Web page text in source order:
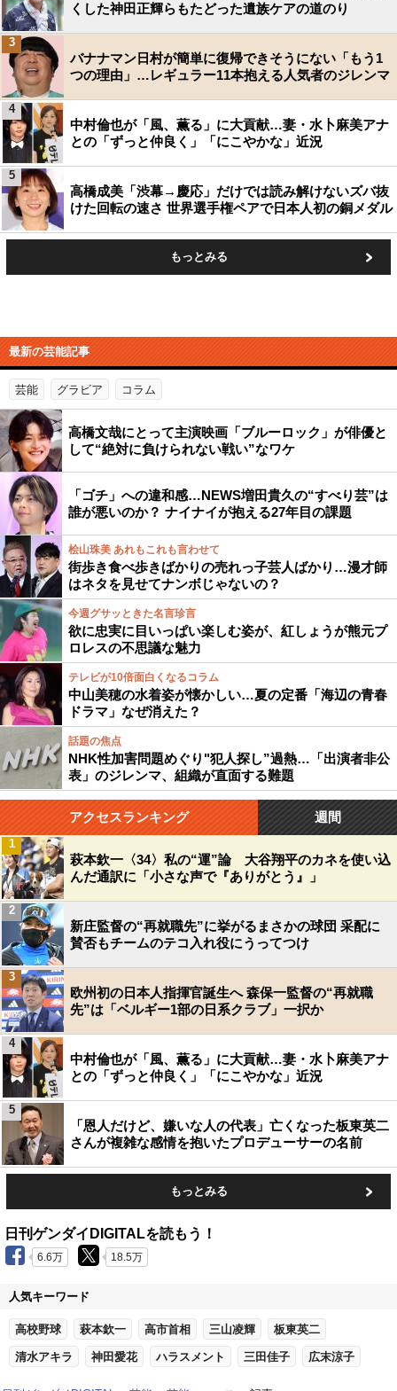
くした神田正輝らもたどった遺族ケアの道のり
バナナマン日村が簡単に復帰できそうにない「もう1
つの理由」…レギュラー11本抱える人気者のジレンマ
3
中村倫也が「風、薫る」に大貢献…妻・水卜麻美アナ
との「ずっと仲良く」「にこやかな」近況
4
高橋成美「渋幕→慶応」だけでは読み解けないズバ抜
けた回転の速さ 世界選手権ペアで日本人初の銅メダル
5
もっとみる
最新の芸能記事
芸能 グラビア コラム
高橋文哉にとって主演映画「ブルーロック」が俳優と
して“絶対に負けられない戦い”なワケ
「ゴチ」への違和感…NEWS増田貴久の“すべり芸”は
誰が悪いのか？ ナイナイが抱える27年目の課題
桧山珠美 あれもこれも言わせて
街歩き食べ歩きばかりの売れっ子芸人ばかり…漫才師
はネタを見せてナンボじゃないの？
今週グサッときた名言珍言
欲に忠実に目いっぱい楽しむ姿が、紅しょうが熊元プ
ロレスの不思議な魅力
テレビが10倍面白くなるコラム
中山美穂の水着姿が懐かしい…夏の定番「海辺の青春
ドラマ」なぜ消えた？
話題の焦点
NHK性加害問題めぐり"犯人探し”過熱…「出演者非公
表」のジレンマ、組織が直面する難題
アクセスランキング 週間
萩本欽一〈34〉私の“運”論 大谷翔平のカネを使い込
んだ通訳に「小さな声で『ありがとう』」
1
新庄監督の“再就職先”に挙がるまさかの球団 采配に
賛否もチームのテコ入れ役にうってつけ
2
欧州初の日本人指揮官誕生へ 森保一監督の“再就職
先”は「ベルギー1部の日系クラブ」一択か
3
中村倫也が「風、薫る」に大貢献…妻・水卜麻美アナ
との「ずっと仲良く」「にこやかな」近況
4
「恩人だけど、嫌いな人の代表」亡くなった板東英二
さんが複雑な感情を抱いたプロデューサーの名前
5
もっとみる
日刊ゲンダイDIGITALを読もう！
6.6万 18.5万
人気キーワード
高校野球 萩本欽一 高市首相 三山凌輝 板東英二
清水アキラ 神田愛花 ハラスメント 三田佳子 広末涼子